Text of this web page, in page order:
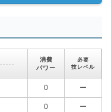
消費
パワー
必要
技レベル
0 ー
0 ー